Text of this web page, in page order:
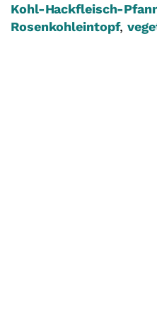
Kohl-Hackfleisch-
Rosenkohleintopf,